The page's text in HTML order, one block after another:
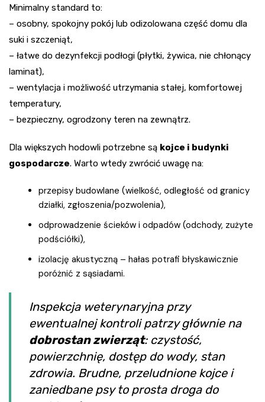
Minimalny standard to:
– osobny, spokojny pokój lub odizolowana część domu dla
suki i szczeniąt,
– łatwe do dezynfekcji podłogi (płytki, żywica, nie chłonący
laminat),
– wentylacja i możliwość utrzymania stałej, komfortowej
temperatury,
– bezpieczny, ogrodzony teren na zewnątrz.
Dla większych hodowli potrzebne są kojce i budynki
gospodarcze. Warto wtedy zwrócić uwagę na:
przepisy budowlane (wielkość, odległość od granicy
działki, zgłoszenia/pozwolenia),
odprowadzenie ścieków i odpadów (odchody, zużyte
podściółki),
izolację akustyczną – hałas potrafi błyskawicznie
poróżnić z sąsiadami.
Inspekcja weterynaryjna przy
ewentualnej kontroli patrzy głównie na
dobrostan zwierząt: czystość,
powierzchnię, dostęp do wody, stan
zdrowia. Brudne, przeludnione kojce i
zaniedbane psy to prosta droga do